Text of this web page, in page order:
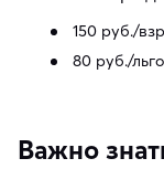
150 руб./
80 руб./
Важно